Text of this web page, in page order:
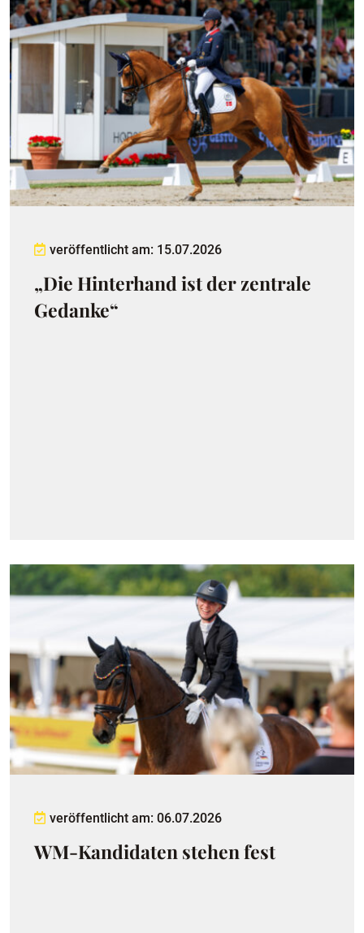
veröffentlicht am: 15.07.2026
„Die Hinterhand ist der zentrale
Gedanke“
veröffentlicht am: 06.07.2026
WM-Kandidaten stehen fest